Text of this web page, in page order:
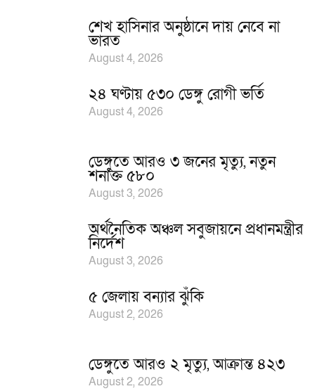
শেখ হাসিনার অনুষ্ঠানে দায় নেবে না
ভারত
August 4, 2026
২৪ ঘণ্টায় ৫৩০ ডেঙ্গু রোগী ভর্তি
August 4, 2026
ডেঙ্গুতে আরও ৩ জনের মৃত্যু, নতুন
শনাক্ত ৫৮০
August 3, 2026
অর্থনৈতিক অঞ্চল সবুজায়নে প্রধানমন্ত্রীর
নির্দেশ
August 3, 2026
৫ জেলায় বন্যার ঝুঁকি
August 2, 2026
ডেঙ্গুতে আরও ২ মৃত্যু, আক্রান্ত ৪২৩
August 2, 2026